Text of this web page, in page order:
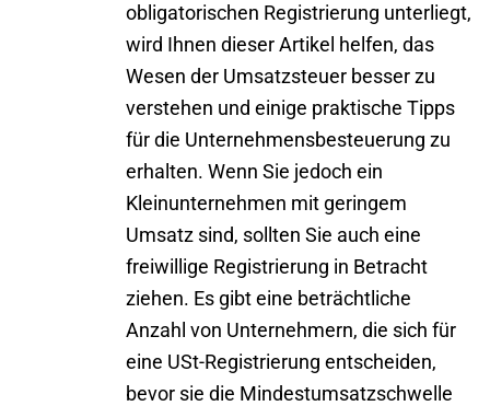
obligatorischen Registrierung unterliegt,
wird Ihnen dieser Artikel helfen, das
Wesen der Umsatzsteuer besser zu
verstehen und einige praktische Tipps
für die Unternehmensbesteuerung zu
erhalten. Wenn Sie jedoch ein
Kleinunternehmen mit geringem
Umsatz sind, sollten Sie auch eine
freiwillige Registrierung in Betracht
ziehen. Es gibt eine beträchtliche
Anzahl von Unternehmern, die sich für
eine USt-Registrierung entscheiden,
bevor sie die Mindestumsatzschwelle